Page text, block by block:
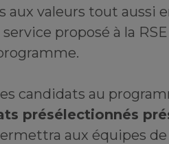
aux valeurs tout aussi
proposé à la
candidats au
présélectionnés
aux équipes de